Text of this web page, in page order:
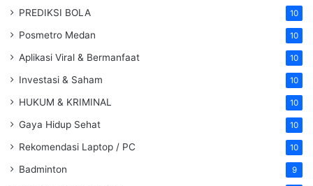
PREDIKSI BOLA 10
Posmetro Medan 10
Aplikasi Viral & Bermanfaat 10
Investasi & Saham 10
HUKUM & KRIMINAL 10
Gaya Hidup Sehat 10
Rekomendasi Laptop / PC 10
Badminton 9